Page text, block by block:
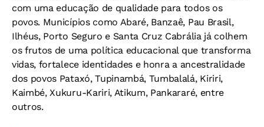
com uma educação de qualidade para todos os
povos. Municípios como Abaré, Banzaê, Pau Brasil,
Ilhéus, Porto Seguro e Santa Cruz Cabrália já colhem
os frutos de uma política educacional que transforma
vidas, fortalece identidades e honra a ancestralidade
dos povos Pataxó, Tupinambá, Tumbalalá, Kiriri,
Kaimbé, Xukuru-Kariri, Atikum, Pankararé, entre
outros.